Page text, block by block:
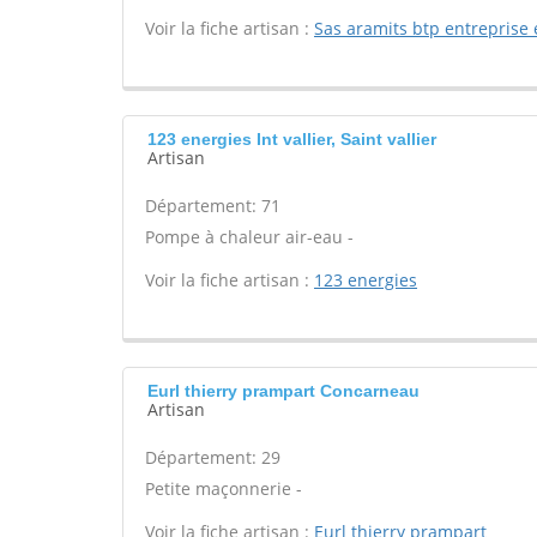
Voir la fiche artisan : Sas aramits btp entreprise
123 energies Int vallier, Saint vallier
Artisan
Département: 71
Pompe à chaleur air-eau -
Voir la fiche artisan : 123 energies
Eurl thierry prampart Concarneau
Artisan
Département: 29
Petite maçonnerie -
Voir la fiche artisan : Eurl thierry prampart